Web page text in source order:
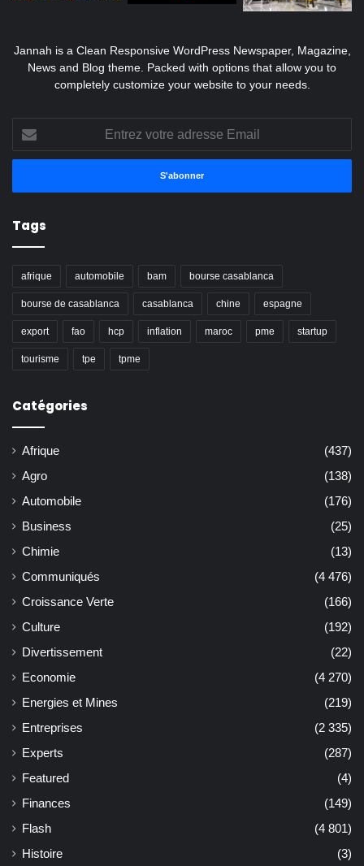
Jannah is a Clean Responsive WordPress Newspaper, Magazine,
News and Blog theme. Packed with options that allow you to
completely customize your website to your needs.
votre
adresse
Tags
afrique automobile bam bourse casablanca
bourse de casablanca casablanca chine espagne
export fao hcp inflation maroc pme startup
tourisme tpe tpme
Catégories
Afrique
(437)
Agro
(138)
Automobile
(176)
Business
(25)
Chimie
(13)
Communiqués
(4 476)
Croissance Verte
(166)
Culture
(192)
Divertissement
(22)
Economie
(4 270)
Energies et Mines
(219)
Entreprises
(2 335)
Experts
(287)
Featured
(4)
Finances
(149)
Flash
(4 801)
Histoire
(3)